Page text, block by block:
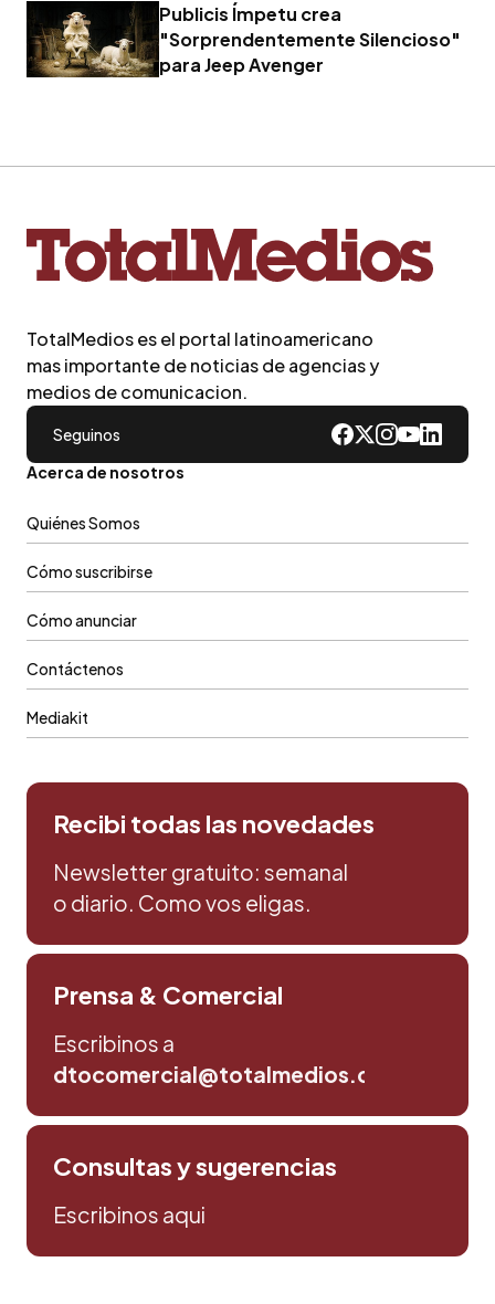
Publicis Ímpetu crea
"Sorprendentemente Silencioso"
para Jeep Avenger
TotalMedios es el portal latinoamericano
mas importante de noticias de agencias y
medios de comunicacion.
Seguinos
Acerca de nosotros
Quiénes Somos
Cómo suscribirse
Cómo anunciar
Contáctenos
Mediakit
Recibi todas las novedades
Newsletter gratuito: semanal
o diario. Como vos eligas.
Prensa & Comercial
Escribinos a
dtocomercial@totalmedios.com
Consultas y sugerencias
Escribinos aqui